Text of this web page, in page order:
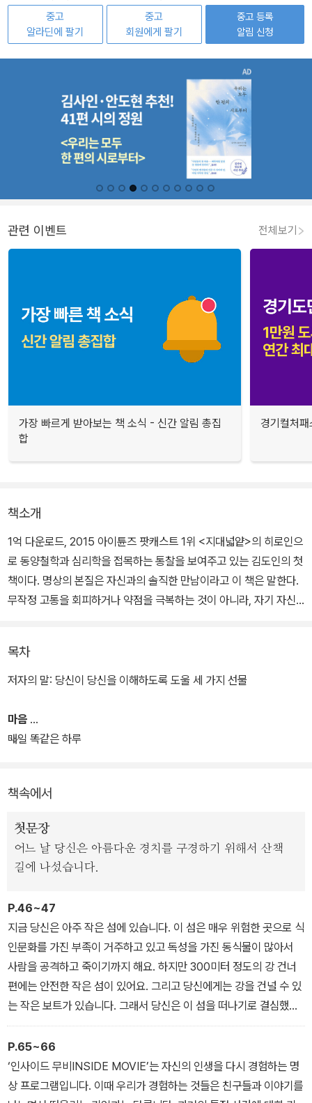
중고
알라딘에 팔기
중고
회원에게 팔기
중고 등록
알림 신청
관련 이벤트 전체보기
가장 빠르게 받아보는 책 소식 - 신간 알림 총집
합
경기컬처
책소개
1억 다운로드, 2015 아이튠즈 팟캐스트 1위 <지대넓얕>의 히로인으
로 동양철학과 심리학을 접목하는 통찰을 보여주고 있는 김도인의 첫
책이다. 명상의 본질은 자신과의 솔직한 만남이라고 이 책은 말한다.
무작정 고통을 회피하거나 약점을 극복하는 것이 아니라, 자기 자신
기존의 심리학 서적과 다르다. 공부하는 심리학이 아니라 생활의 심
리학이다.
김도인은 무조건 ‘이렇게 하라’고 주문하지 않는다. 다만 일상을 잠시
멈추고 ‘홀로 있는 시간’을 통해 자신의 내면 곳곳을 이해하도록 안내
통해 깨달은 일상의 훈련법은 단순하면서도 섬세하다. 거창한 계획이
목차
저자의 말: 당신이 당신을 이해하도록 도울 세 가지 선물
마음
매일 똑같은 하루
책속에서
첫문장
어느 날 당신은 아름다운 경치를 구경하기 위해서 산책
길에 나섰습니다.
P.46~47
지금 당신은 아주 작은 섬에 있습니다. 이 섬은 매우 위험한 곳으로 식
인문화를 가진 부족이 거주하고 있고 독성을 가진 동식물이 많아서
사람을 공격하고 죽이기까지 해요. 하지만 300미터 정도의 강 건너
편에는 안전한 작은 섬이 있어요. 그리고 당신에게는 강을 건널 수 있
는 작은 보트가 있습니다. 그래서 당신은 이 섬을 떠나기로 결심했죠.
당신은 작은 보트를 타고 무사히 안전한 섬에 도착했습니다. 이제 작
은 보트를 어떻게 해야 할까요? 당신은 아마 그냥 거기에 두면 되잖
아, 라고 생각하겠죠. 하지만 우리는 대부분 작은 보트를 타고 섬에 도
착해서도 보트를 질질 끌고 다닙니다. 보트를 질질 끌고서 걷고, 언덕
P.65~66
‘인사이드 무비INSIDE MOVIE’는 자신의 인생을 다시 경험하는 명
상 프로그램입니다. 이때 우리가 경험하는 것들은 친구들과 이야기를